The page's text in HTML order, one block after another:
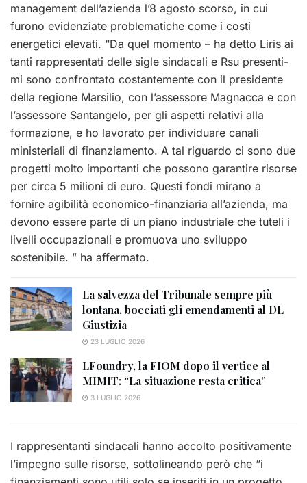
management dell’azienda l’8 agosto scorso, in cui
furono evidenziate problematiche come i costi
energetici elevati. “Da quel momento – ha detto Liris ai
tanti rappresentati delle sigle sindacali e Rsu presenti-
mi sono confrontato costantemente con il presidente
della regione Marsilio, con l’assessore Magnacca e con
l’assessore Santangelo, per gli aspetti relativi alla
formazione, e ho lavorato per individuare canali
ministeriali di finanziamento. A tal riguardo ci sono due
progetti molto importanti che possono garantire risorse
per circa 5 milioni di euro. Questi fondi mirano a
fornire agibilità economico-finanziaria all’azienda, ma
devono essere parte di un piano industriale che tuteli i
livelli occupazionali e promuova uno sviluppo
sostenibile. ” ha affermato.
La salvezza del Tribunale sempre più
lontana, bocciati gli emendamenti al DL
Giustizia
23 LUGLIO 2026
LFoundry, la FIOM dopo il vertice al
MIMIT: “La situazione resta critica”
3 LUGLIO 2026
I rappresentanti sindacali hanno accolto positivamente
l’impegno sulle risorse, sottolineando però che “i